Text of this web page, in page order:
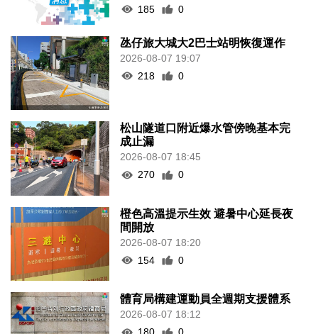
185
0
氹仔旅大城大2巴士站明恢復運作
2026-08-07 19:07
218
0
松山隧道口附近爆水管傍晚基本完
成止漏
2026-08-07 18:45
270
0
橙色高溫提示生效 避暑中心延長夜
間開放
2026-08-07 18:20
154
0
體育局構建運動員全週期支援體系
2026-08-07 18:12